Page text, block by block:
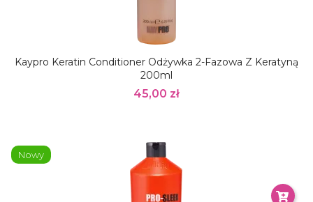
Kaypro Keratin Conditioner Odżywka 2-Fazowa Z Keratyną
200ml
45,00 zł
Nowy